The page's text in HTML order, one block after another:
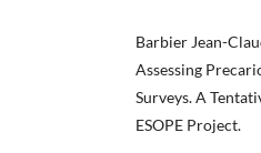
Barbier Jean-
Assessing
Surveys. A
ESOPE Project.